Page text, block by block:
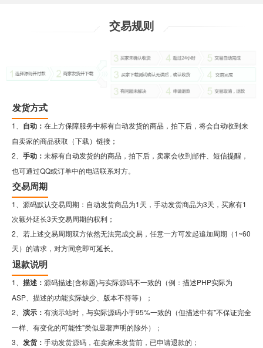
交易规则
发货方式
1、 自动： 在上方保障服务中标有自动发货的商品，拍下后，将会自动收到来
自卖家的商品获取（下载）链接；
2、 手动： 未标有自动发货的的商品，拍下后，卖家会收到邮件、短信提醒，
也可通过QQ或订单中的电话联系对方。
交易周期
1、源码默认交易周期：自动发货商品为1天，手动发货商品为3天，买家有1
次额外延长3天交易周期的权利；
2、若上述交易周期双方依然无法完成交易，任意一方可发起追加周期（1~60
天）的请求，对方同意即可延长。
退款说明
1、 描述： 源码描述(含标题)与实际源码不一致的（例：描述PHP实际为
ASP、描述的功能实际缺少、版本不符等）；
2、 演示： 有演示站时，与实际源码小于95%一致的（但描述中有"不保证完全
一样、有变化的可能性"类似显著声明的除外）；
3、 发货： 手动发货源码，在卖家未发货前，已申请退款的；